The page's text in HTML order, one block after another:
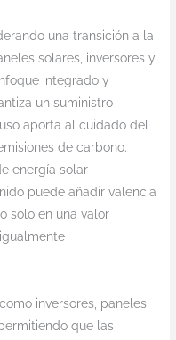
una transición a la
solares, inversores y
integrado y
un suministro
aporta al cuidado del
de carbono.
energía solar
puede añadir valencia
solo en una valor
inversores, paneles
que las